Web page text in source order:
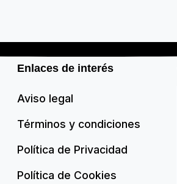
Enlaces de interés
Aviso legal
Términos y condiciones
Política de Privacidad
Política de Cookies